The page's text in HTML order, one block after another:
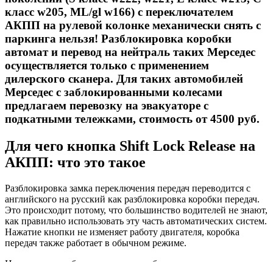
класс w205, ML/gl w166) с переключателем
АКПП на рулевой колонке механически снять с
паркинга нельзя! Разблокировка коробки
автомат и перевод на нейтраль таких Мерседес
осуществляется только с применением
дилерского сканера. Для таких автомобилей
Мерседес с заблокированными колесами
предлагаем перевозку на эвакуаторе с
подкатными тележками, стоимость от 4500 руб.
Для чего кнопка Shift Lock Release на
АКПП: что это такое
Разблокировка замка переключения передач переводится с
английского на русский как разблокировка коробки передач.
Это происходит потому, что большинство водителей не знают,
как правильно использовать эту часть автоматических систем.
Нажатие кнопки не изменяет работу двигателя, коробка
передач также работает в обычном режиме.